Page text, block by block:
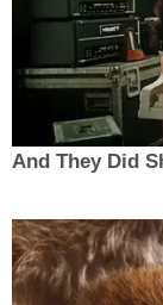
And They Did